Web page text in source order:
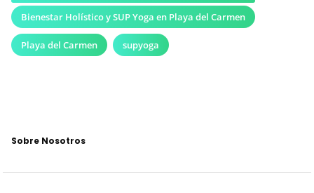
Bienestar Holístico y SUP Yoga en Playa del Carmen
Playa del Carmen supyoga
Sobre Nosotros